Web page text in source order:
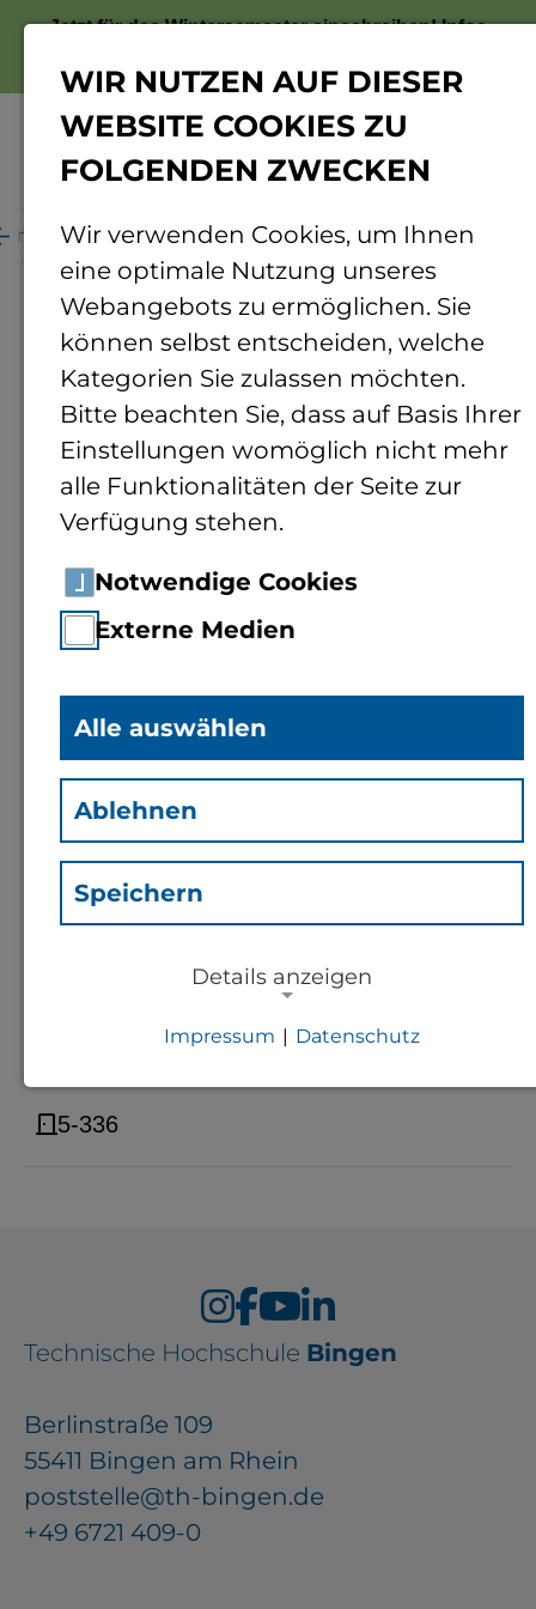
Jetzt für das Wintersemester einschreiben!Infos
Personenverzeichnis Personendetails
B.A.Julia Brenzel (Bju)
Leitung Referat Finanzen
Kontakt
j.brenzel@th-bingen.de
5-336
Technische Hochschule Bingen
Berlinstraße 109
55411 Bingen am Rhein
poststelle@th-bingen.de
+49 6721 409-0
WIR NUTZEN AUF DIESER
WEBSITE COOKIES ZU
FOLGENDEN ZWECKEN
Wir verwenden Cookies, um Ihnen
eine optimale Nutzung unseres
Webangebots zu ermöglichen. Sie
können selbst entscheiden, welche
Kategorien Sie zulassen möchten.
Bitte beachten Sie, dass auf Basis Ihrer
Einstellungen womöglich nicht mehr
alle Funktionalitäten der Seite zur
Verfügung stehen.
Notwendige Cookies
Externe Medien
Alle auswählen
Ablehnen
Speichern
Details anzeigen
Notwendige Cookies zur Session-
EXTERNE MEDIEN
Benutzerdaten durch
Drittanbieter, bspw. über das
Einbinden externer Videos,
Standortdaten oder
Impressum | Datenschutz